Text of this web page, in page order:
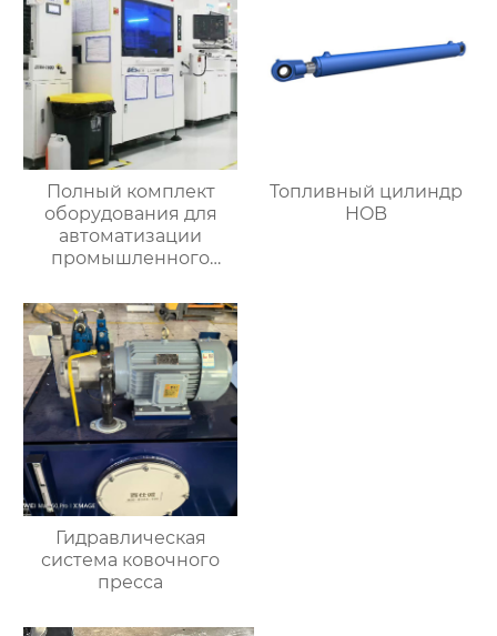
Полный комплект
оборудования для
автоматизации
промышленного
Топливный цилиндр
HOB
Гидравлическая
система ковочного
пресса